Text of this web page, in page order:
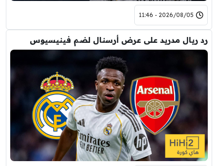
2026/08/05 - 11:46
رد ريال مدريد على عرض أرسنال لضم فينيسيوس